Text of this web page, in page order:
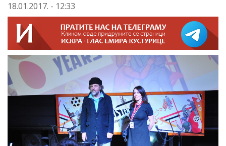
18.01.2017. - 12:33